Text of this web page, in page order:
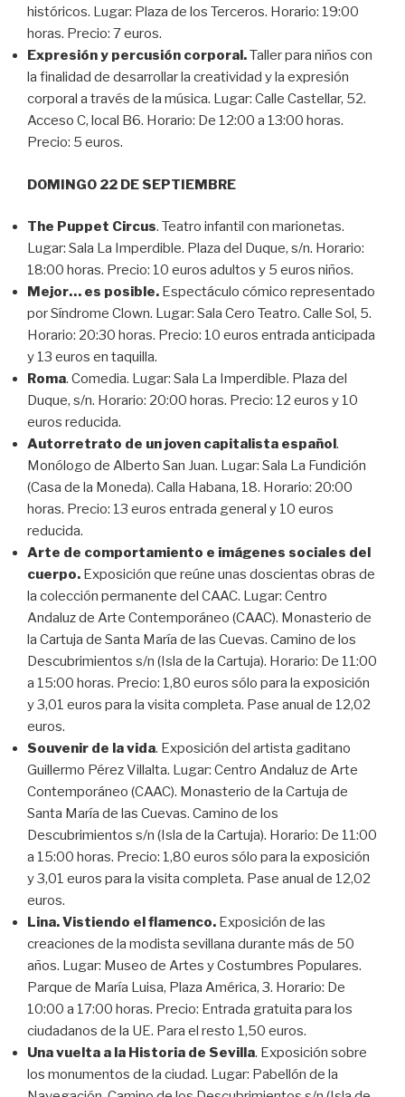
históricos. Lugar: Plaza de los Terceros. Horario: 19:00
horas. Precio: 7 euros.
Expresión y percusión corporal.Taller para niños con
la finalidad de desarrollar la creatividad y la expresión
corporal a través de la música. Lugar: Calle Castellar, 52.
Acceso C, local B6. Horario: De 12:00 a 13:00 horas.
Precio: 5 euros.
DOMINGO 22 DE SEPTIEMBRE
The Puppet Circus. Teatro infantil con marionetas.
Lugar: Sala La Imperdible. Plaza del Duque, s/n. Horario:
18:00 horas. Precio: 10 euros adultos y 5 euros niños.
Mejor… es posible. Espectáculo cómico representado
por Síndrome Clown. Lugar: Sala Cero Teatro. Calle Sol, 5.
Horario: 20:30 horas. Precio: 10 euros entrada anticipada
y 13 euros en taquilla.
Roma. Comedia. Lugar: Sala La Imperdible. Plaza del
Duque, s/n. Horario: 20:00 horas. Precio: 12 euros y 10
euros reducida.
Autorretrato de un joven capitalista español.
Monólogo de Alberto San Juan. Lugar: Sala La Fundición
(Casa de la Moneda). Calla Habana, 18. Horario: 20:00
horas. Precio: 13 euros entrada general y 10 euros
reducida.
Arte de comportamiento e imágenes sociales del
cuerpo. Exposición que reúne unas doscientas obras de
la colección permanente del CAAC. Lugar: Centro
Andaluz de Arte Contemporáneo (CAAC). Monasterio de
la Cartuja de Santa María de las Cuevas. Camino de los
Descubrimientos s/n (Isla de la Cartuja). Horario: De 11:00
a 15:00 horas. Precio: 1,80 euros sólo para la exposición
y 3,01 euros para la visita completa. Pase anual de 12,02
euros.
Souvenir de la vida. Exposición del artista gaditano
Guillermo Pérez Villalta. Lugar: Centro Andaluz de Arte
Contemporáneo (CAAC). Monasterio de la Cartuja de
Santa María de las Cuevas. Camino de los
Descubrimientos s/n (Isla de la Cartuja). Horario: De 11:00
a 15:00 horas. Precio: 1,80 euros sólo para la exposición
y 3,01 euros para la visita completa. Pase anual de 12,02
euros.
Lina. Vistiendo el flamenco. Exposición de las
creaciones de la modista sevillana durante más de 50
años. Lugar: Museo de Artes y Costumbres Populares.
Parque de María Luisa, Plaza América, 3. Horario: De
10:00 a 17:00 horas. Precio: Entrada gratuita para los
ciudadanos de la UE. Para el resto 1,50 euros.
Una vuelta a la Historia de Sevilla. Exposición sobre
los monumentos de la ciudad. Lugar: Pabellón de la